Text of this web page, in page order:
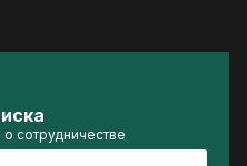
сотрудничестве